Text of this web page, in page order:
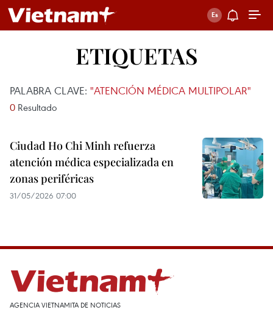
ETIQUETAS
PALABRA CLAVE: "ATENCIÓN MÉDICA MULTIPOLAR"
0 Resultado
Ciudad Ho Chi Minh refuerza
atención médica especializada en
zonas periféricas
31/05/2026 07:00
AGENCIA VIETNAMITA DE NOTICIAS